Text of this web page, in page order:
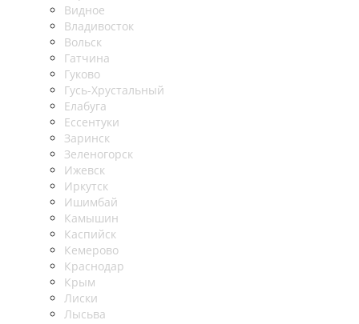
Видное
Владивосток
Вольск
Гатчина
Гуково
Гусь-Хрустальный
Елабуга
Ессентуки
Заринск
Зеленогорск
Ижевск
Иркутск
Ишимбай
Камышин
Каспийск
Кемерово
Краснодар
Крым
Лиски
Лысьва